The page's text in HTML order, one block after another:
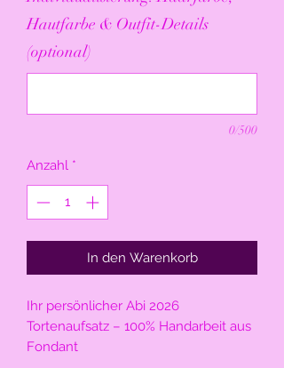
Hautfarbe & Outfit-Details
(optional)
0/500
Anzahl *
In den Warenkorb
Ihr persönlicher Abi 2026
Tortenaufsatz – 100% Handarbeit aus
Fondant